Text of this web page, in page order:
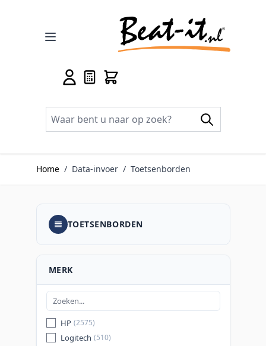
Home / Data-invoer / Toetsenborden
TOETSENBORDEN
MERK
HP (2575)
Logitech (510)